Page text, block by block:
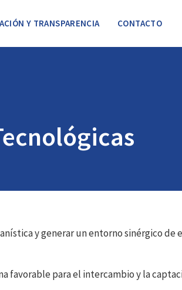
Y TRANSPARENCIA CONTACTO
y generar un entorno sinérgico de
favorable para el intercambio y la